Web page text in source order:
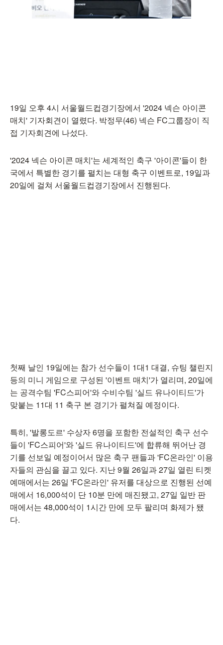
19일 오후 4시 서울월드컵경기장에서 '2024 넥슨 아이콘
매치' 기자회견이 열렸다. 박정무(46) 넥슨 FC그룹장이 직
접 기자회견에 나섰다.
'2024 넥슨 아이콘 매치'는 세계적인 축구 '아이콘'들이 한
국에서 특별한 경기를 펼치는 대형 축구 이벤트로, 19일과
20일에 걸쳐 서울월드컵경기장에서 진행된다.
첫째 날인 19일에는 참가 선수들이 1대1 대결, 슈팅 챌린지
등의 미니 게임으로 구성된 '이벤트 매치'가 열리며, 20일에
는 공격수팀 'FC스피어'와 수비수팀 '실드 유나이티드'가
맞붙는 11대 11 축구 본 경기가 펼쳐질 예정이다.
특히, '발롱도르' 수상자 6명을 포함한 전설적인 축구 선수
들이 'FC스피어'와 '실드 유나이티드'에 합류해 뛰어난 경
기를 선보일 예정이어서 많은 축구 팬들과 'FC온라인' 이용
자들의 관심을 끌고 있다. 지난 9월 26일과 27일 열린 티켓
예매에서는 26일 'FC온라인' 유저를 대상으로 진행된 선예
매에서 16,000석이 단 10분 만에 매진됐고, 27일 일반 판
매에서는 48,000석이 1시간 만에 모두 팔리며 화제가 됐
다.